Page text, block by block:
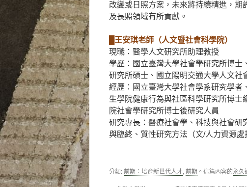
改變或日照方案，未來將持續精進，
及長照領域有所貢獻。
█王安琪老師（人文暨社會科學院）
現職：醫學人文研究所助理教授
學歷：國立臺灣大學社會學研究所博士
研究所碩士、國立陽明交通大學人文社
經歷：國立臺灣大學社會學系研究學者
生學院健康行為與社區科學研究所博士
院社會學研究所博士後研究人員
研究專長：醫療社會學、科技與社會研
與臨終、質性研究方法（文/人力資源處
分類:前期：培育新世代人才, 前期 。這篇內容的永久